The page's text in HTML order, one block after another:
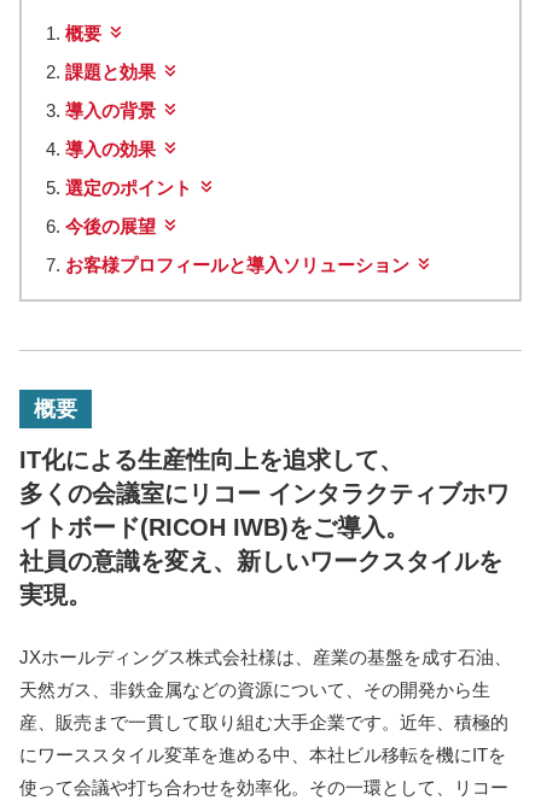
概要
課題と効果
導入の背景
導入の効果
選定のポイント
今後の展望
お客様プロフィールと導入ソリューション
概要
IT化による生産性向上を追求して、
多くの会議室にリコー インタラクティブホワ
イトボード(RICOH IWB)をご導入。
社員の意識を変え、新しいワークスタイルを
実現。
JXホールディングス株式会社様は、産業の基盤を成す石油、
天然ガス、非鉄金属などの資源について、その開発から生
産、販売まで一貫して取り組む大手企業です。近年、積極的
にワーススタイル変革を進める中、本社ビル移転を機にITを
使って会議や打ち合わせを効率化。その一環として、リコー